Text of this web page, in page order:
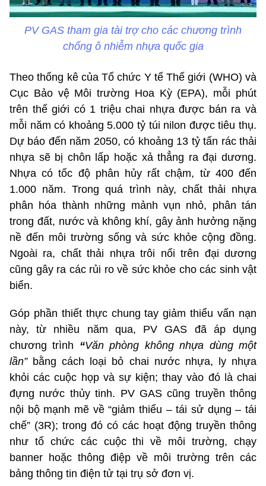
PV GAS tham gia tài trợ cho các chương trình
chống ô nhiễm nhựa quốc gia
Theo thống kê của Tổ chức Y tế Thế giới (WHO) và
Cục Bảo vệ Môi trường Hoa Kỳ (EPA), mỗi phút
trên thế giới có 1 triệu chai nhựa được bán ra và
mỗi năm có khoảng 5.000 tỷ túi nilon được tiêu thụ.
Dự báo đến năm 2050, có khoảng 13 tỷ tấn rác thải
nhựa sẽ bị chôn lấp hoặc xả thẳng ra đại dương.
Nhựa có tốc độ phân hủy rất chậm, từ 400 đến
1.000 năm. Trong quá trình này, chất thải nhựa
phân hóa thành những mảnh vụn nhỏ, phân tán
trong đất, nước và không khí, gây ảnh hưởng nặng
nề đến môi trường sống và sức khỏe cộng đồng.
Ngoài ra, chất thải nhựa trôi nổi trên đại dương
cũng gây ra các rủi ro về sức khỏe cho các sinh vật
biển.
Góp phần thiết thực chung tay giảm thiểu vấn nạn
này, từ nhiều năm qua, PV GAS đã áp dụng
chương trình “Văn phòng không nhựa dùng một
lần”bằng cách loại bỏ chai nước nhựa, ly nhựa
khỏi các cuộc họp và sự kiện; thay vào đó là chai
đựng nước thủy tinh. PV GAS cũng truyền thông
nội bộ mạnh mẽ về “giảm thiểu – tái sử dụng – tái
chế” (3R); trong đó có các hoạt động truyền thông
như tổ chức các cuộc thi về môi trường, chạy
banner hoặc thông điệp về môi trường trên các
bảng thông tin điện tử tại trụ sở đơn vị.